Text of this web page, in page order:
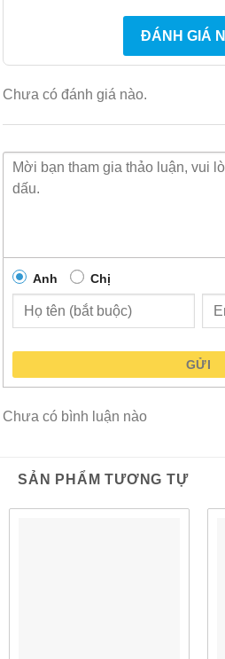
liệu doanh nghiệp
Bộ chuyển mạch lõi hiệu
Công tắc tổng hợp gigabit
ba tầng truyền thống
hợp kết nối cho các bộ tập
Chuyển mạch và định tuyến
Kết nối 48 cổng Gigabit
gigabit và 2 cổng 10 Gigabit
Tùy chọn 4 cổng 10 Gigabit
cấp đường lên 40 Gbps
tắc trong một ngăn xếp để
tắc trong một ngăn xếp để
chồng tốc độ cao
ĐÁNH GIÁ
Chưa có đánh giá nào.
Anh Chị
GỬI
Chưa có bình luận nào
SẢN PHẨM TƯƠNG TỰ